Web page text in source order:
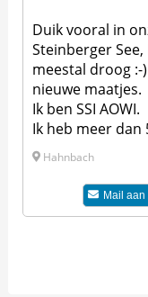
Duik vooral in
Steinberger
meestal droog :-
nieuwe maatjes.
Ik ben SSI AOWI.
Ik heb meer dan
Hahnbach
Mail aan